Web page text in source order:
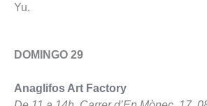
Yu.
DOMINGO 29
Anaglifos Art Factory